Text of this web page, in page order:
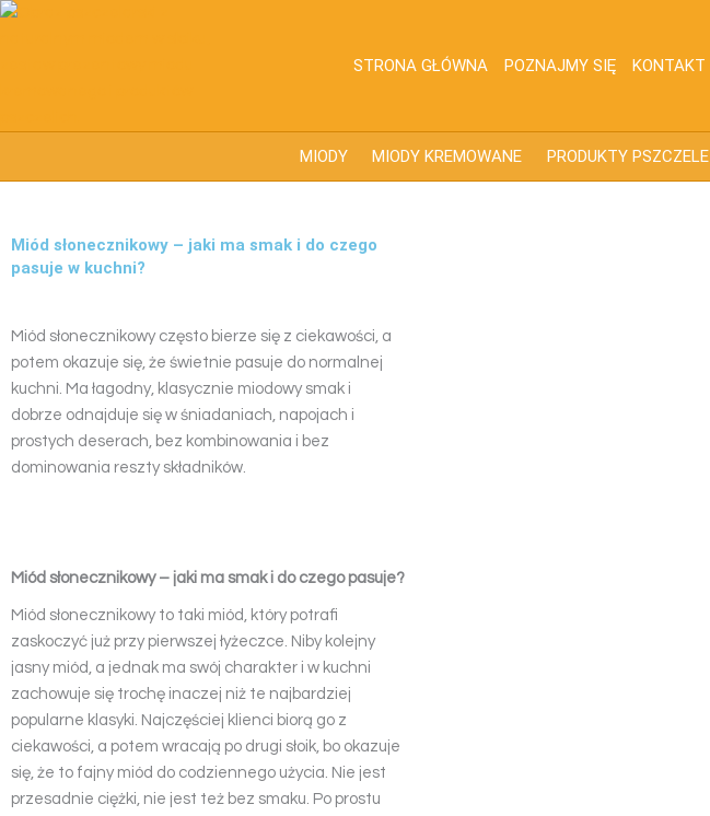
Przejdź
STRONA GŁÓWNA POZNAJMY SIĘ KONTAKT
MIODY MIODY KREMOWANE PRODUKTY PSZCZELE
Miód słonecznikowy – jaki ma smak i do czego
pasuje w kuchni?
Miód słonecznikowy często bierze się z ciekawości, a
potem okazuje się, że świetnie pasuje do normalnej
kuchni. Ma łagodny, klasycznie miodowy smak i
dobrze odnajduje się w śniadaniach, napojach i
prostych deserach, bez kombinowania i bez
dominowania reszty składników.
Miód słonecznikowy – jaki ma smak i do czego pasuje?
Miód słonecznikowy to taki miód, który potrafi
zaskoczyć już przy pierwszej łyżeczce. Niby kolejny
jasny miód, a jednak ma swój charakter i w kuchni
zachowuje się trochę inaczej niż te najbardziej
popularne klasyki. Najczęściej klienci biorą go z
ciekawości, a potem wracają po drugi słoik, bo okazuje
się, że to fajny miód do codziennego użycia. Nie jest
przesadnie ciężki, nie jest też bez smaku. Po prostu